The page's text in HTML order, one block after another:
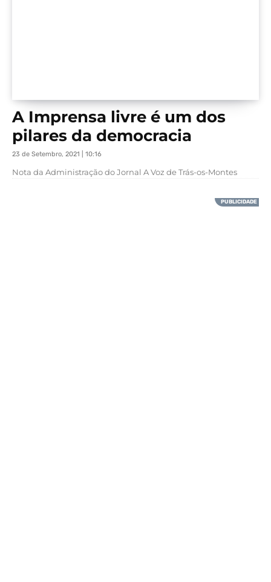
A Imprensa livre é um dos
pilares da democracia
23 de Setembro, 2021 | 10:16
Nota da Administração do Jornal A Voz de Trás-os-Montes